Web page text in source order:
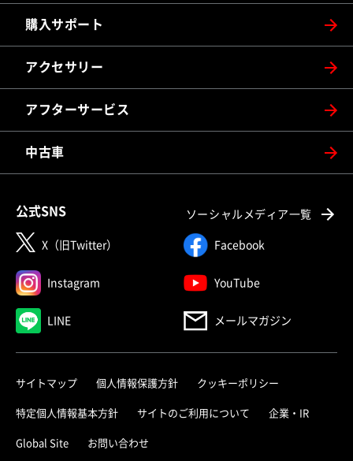
購入サポート
アクセサリー
アフターサービス
中古車
公式SNS ソーシャルメディア一覧
X（旧Twitter） Facebook
Instagram YouTube
LINE メールマガジン
サイトマップ 個人情報保護方針 クッキーポリシー
特定個人情報基本方針 サイトのご利用について 企業・IR
Global Site お問い合わせ